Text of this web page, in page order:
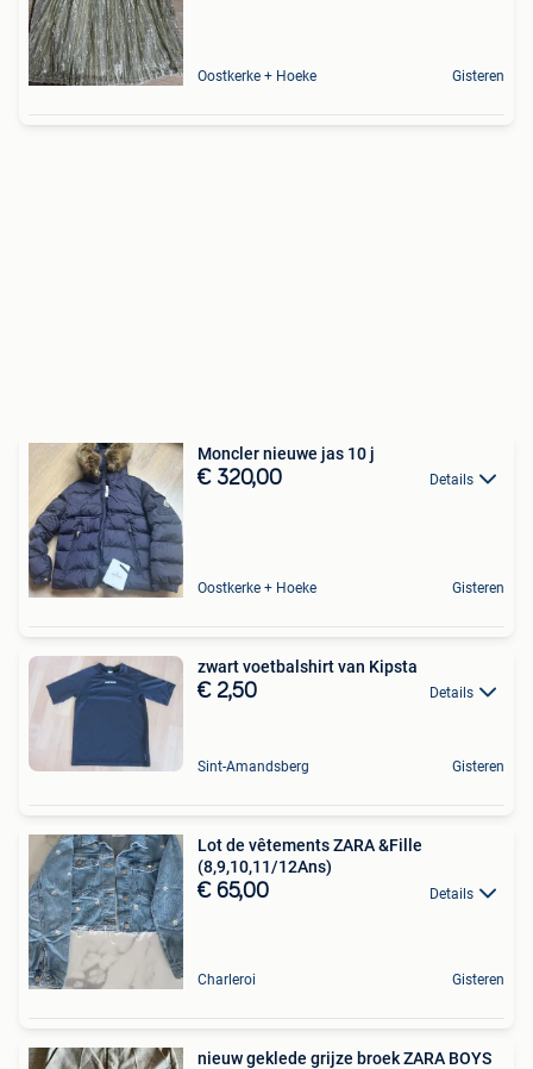
Oostkerke + Hoeke Gisteren
Moncler nieuwe jas 10 j
€ 320,00 Details
Oostkerke + Hoeke Gisteren
zwart voetbalshirt van Kipsta
€ 2,50 Details
Sint-Amandsberg Gisteren
Lot de vêtements ZARA &Fille
(8,9,10,11/12Ans)
€ 65,00 Details
Charleroi Gisteren
nieuw geklede grijze broek ZARA BOYS